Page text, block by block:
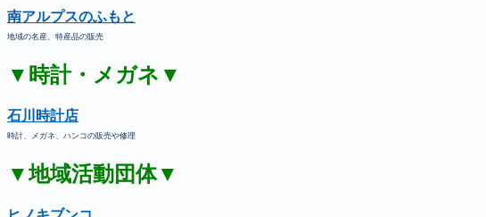
南アルプスのふもと
地域の名産、特産品の販売
▼時計・メガネ▼
石川時計店
時計、メガネ、ハンコの販売や修理
▼地域活動団体▼